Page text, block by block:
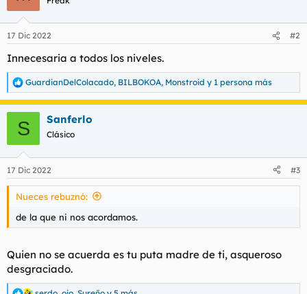
e
:
17 Dic 2022 #2
Innecesaria a todos los niveles.
R
e
a
e
s
GuardianDelColacado, BILBOKOA, Monstroid y 1 persona más
S Sanferlo
Clásico
17 Dic 2022 #3
Nueces rebuznó:
de la que ni nos acordamos.
Quien no se acuerda es tu puta madre de ti, asqueroso
desgraciado.